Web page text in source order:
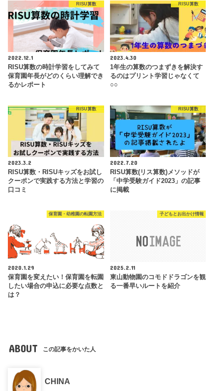
RISU算数
2022.12.1
RISU算数の時計学習をしてみて
保育園年長がどのくらい理解でき
るかレポート
RISU算数
2023.4.30
1年生の算数のつまずきを解決す
るのはプリント学習じゃなくて
○○
RISU算数
2023.3.2
RISU算数・RISUキッズをお試し
クーポンで実践する方法と学習の
口コミ
RISU算数
2022.7.20
RISU算数(リス算数)メソッドが
「中学受験ガイド2023」の記事
に掲載
保育園・幼稚園の転園方法
2020.1.29
保育園を変えたい！保育園を転園
したい場合の申込に必要な点数と
は？
子どもとお出かけ情報
2025.2.11
東山動物園のコモドドラゴンを観
る一番早いルートを紹介
ABOUT この記事をかいた人
CHINA